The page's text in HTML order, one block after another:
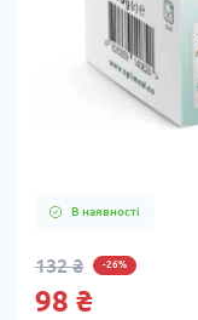
В наявності
132 ₴ -26%
98 ₴